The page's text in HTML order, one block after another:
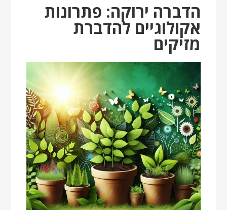
הדברה ירוקה: פתרונות
אקולוגיים להדברת
מזיקים